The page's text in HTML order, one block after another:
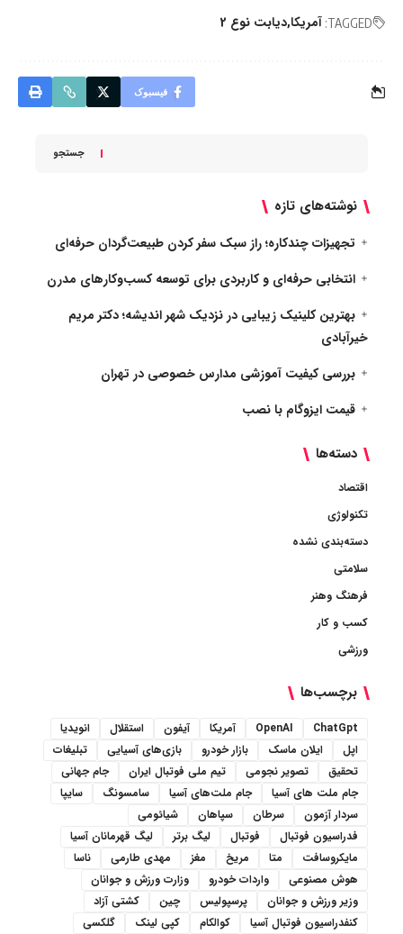
TAGGED: آمریکا دیابت نوع 2
فیسبوک
جستجو
نوشته‌های تازه
تجهیزات چندکاره؛ راز سبک سفر کردن طبیعت‌گردان حرفه‌ای
انتخابی حرفه‌ای و کاربردی برای توسعه کسب‌وکارهای مدرن
بهترین کلینیک زیبایی در نزدیک شهر اندیشه؛ دکتر مریم
خیرآبادی
بررسی کیفیت آموزشی مدارس خصوصی در تهران
قیمت ایزوگام با نصب
دسته‌ها
اقتصاد
تکنولوژی
دسته‌بندی نشده
سلامتی
فرهنگ وهنر
کسب و کار
ورزشی
برچسب‌ها
ChatGpt
OpenAI آمریکا آیفون استقلال
انویدیا
اپل
ایلان ماسک بازار خودرو بازی‌های آسیایی
تبلیغات
تحقیق
تصویر نجومی تیم ملی فوتبال ایران
جام جهانی
جام ملت های آسیا
جام ملت‌های آسیا سامسونگ
سایپا
سردار آزمون
سرطان سپاهان
شیائومی
فدراسیون فوتبال
فوتبال لیگ برتر
لیگ قهرمانان آسیا
مایکروسافت
متا مریخ مغز مهدی طارمی
ناسا
هوش مصنوعی
واردات خودرو
وزارت ورزش و جوانان
وزیر ورزش و جوانان
پرسپولیس چین
کشتی آزاد
کنفدراسیون فوتبال آسیا
کوالکام کپی لینک
گلکسی